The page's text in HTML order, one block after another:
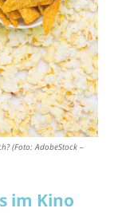
(Foto: AdobeStock –
im Kino